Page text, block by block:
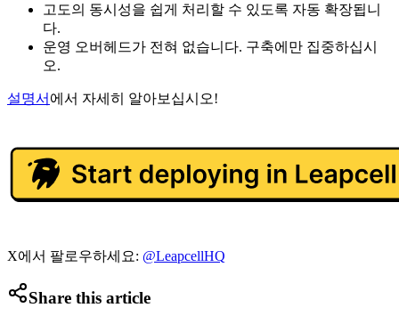
고도의 동시성을 쉽게 처리할 수 있도록 자동 확장됩니
다.
운영 오버헤드가 전혀 없습니다. 구축에만 집중하십시
오.
설명서 에서 자세히 알아보십시오!
X에서 팔로우하세요: @LeapcellHQ
Share this article